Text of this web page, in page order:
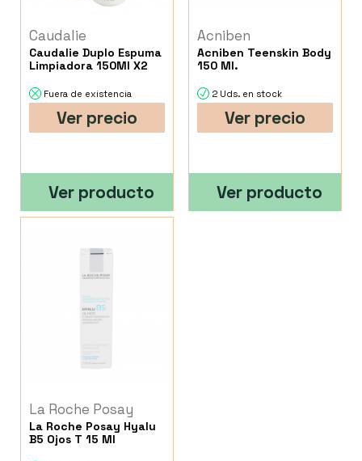
Caudalie
Caudalie Duplo Espuma
Limpiadora 150Ml X2
Fuera de existencia
Ver precio
Ver producto
Acniben
Acniben Teenskin Body
150 Ml.
2 Uds. en stock
Ver precio
Ver producto
La Roche Posay
La Roche Posay Hyalu
B5 Ojos T 15 Ml